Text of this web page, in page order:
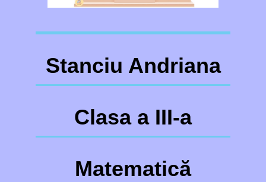
Stanciu Andriana
Clasa a III-a
Matematică